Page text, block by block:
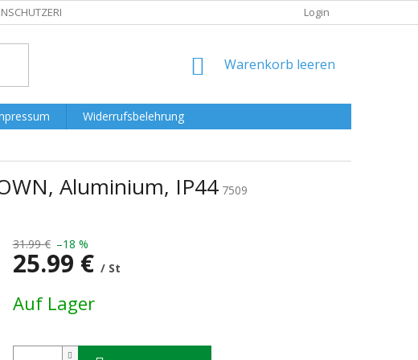
Login
WARENKORB
Warenkorb leeren
Widerrufsbelehrung
Aluminium, IP44 7509
31.99 € –18 %
25.99 € / St
Auf Lager